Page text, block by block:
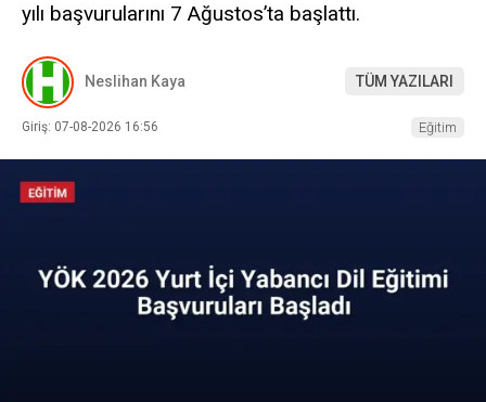
yılı başvurularını 7 Ağustos’ta başlattı.
Neslihan Kaya TÜM YAZILARI
Giriş: 07-08-2026 16:56 Eğitim